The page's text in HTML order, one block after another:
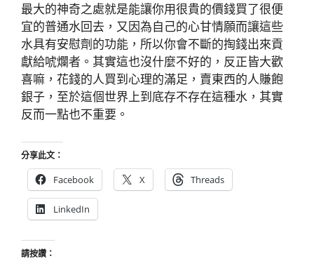
最大的神奇之處就是能讓你用很貴的價錢買了很便
宜的普通水回去，又因為自己的心甘情願而讓這些
水具有安慰劑的功能，所以你會不斷的掏錢出來貢
獻給唬爛者。其實這也沒什麼不好的，反正皆大歡
喜嘛，花錢的人買到心理的滿足，賣東西的人賺飽
銀子，至於這個世界上到底存不存在這種水，其實
反而一點也不重要。
分享此文：
Facebook X Threads
LinkedIn
請按讚：